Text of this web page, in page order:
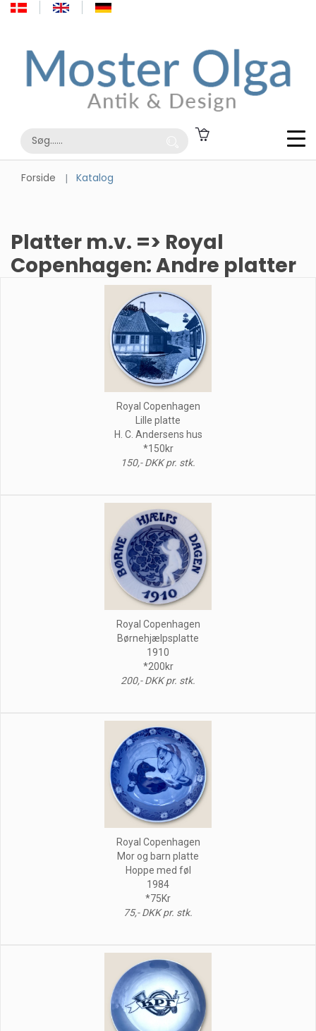
Forside Katalog
Platter m.v. => Royal
Copenhagen: Andre platter
Royal Copenhagen
Lille platte
H. C. Andersens hus
*150kr
150,- DKK pr. stk.
Royal Copenhagen
Børnehjælpsplatte
1910
*200kr
200,- DKK pr. stk.
Royal Copenhagen
Mor og barn platte
Hoppe med føl
1984
*75Kr
75,- DKK pr. stk.